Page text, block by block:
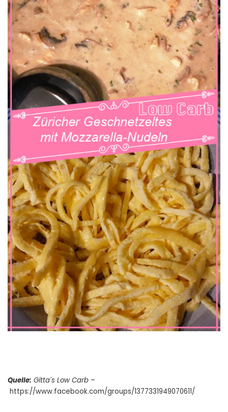
Quelle: Gitta´s Low Carb –
https://www.facebook.com/groups/1377331949070611/